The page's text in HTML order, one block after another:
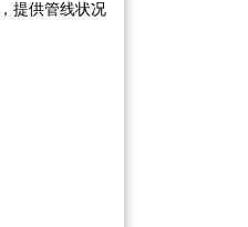
提供管线状况